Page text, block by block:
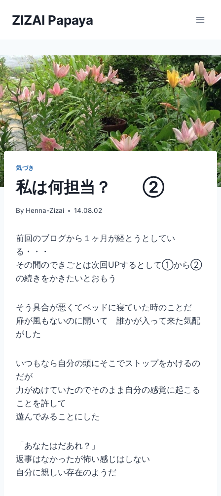
キ
ッ
プ
ZIZAI Papaya
気づき
私は何担当？ ②
By Henna-Zizai 14.08.02
前回のブログから１ヶ月が経とうとしてい
る・・・
その間のできごとは次回UPするとして①から②
の続きをかきたいとおもう
そう具合が悪くてベッドに寝ていた時のことだ
扉が風もないのに開いて 誰かが入って来た気配
がした
いつもなら自分の頭にそこでストップをかけるの
だが
力がぬけていたのでそのまま自分の感覚に起こる
ことを許して
遊んでみることにした
「あなたはだあれ？」
返事はなかったが怖い感じはしない
自分に親しい存在のようだ